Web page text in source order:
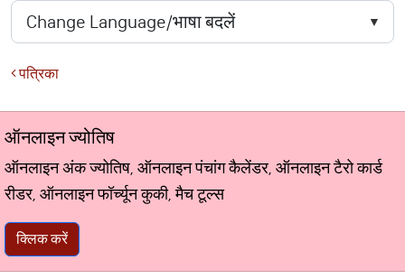
पत्रिका
ऑनलाइन ज्योतिष
ऑनलाइन अंक ज्योतिष, ऑनलाइन पंचांग कैलेंडर, ऑनलाइन टैरो कार्ड
रीडर, ऑनलाइन फॉर्च्यून कुकी, मैच टूल्स
क्लिक करें